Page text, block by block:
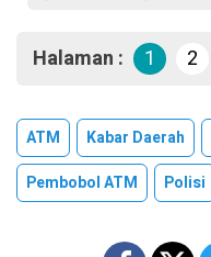
Halaman : 1 2
ATM Kabar Daerah
Pembobol ATM
Polisi